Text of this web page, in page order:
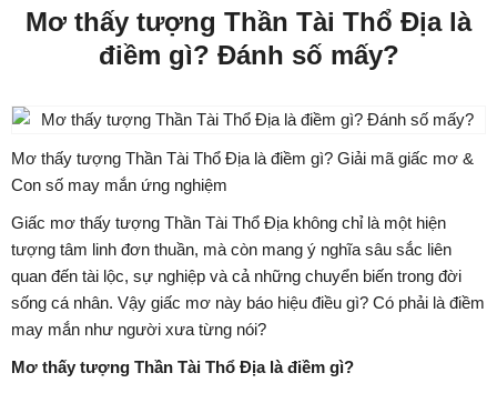
Mơ thấy tượng Thần Tài Thổ Địa là
điềm gì? Đánh số mấy?
Mơ thấy tượng Thần Tài Thổ Địa là điềm gì? Giải mã giấc mơ &
Con số may mắn ứng nghiệm
Giấc mơ thấy tượng Thần Tài Thổ Địa không chỉ là một hiện
tượng tâm linh đơn thuần, mà còn mang ý nghĩa sâu sắc liên
quan đến tài lộc, sự nghiệp và cả những chuyển biến trong đời
sống cá nhân. Vậy giấc mơ này báo hiệu điều gì? Có phải là điềm
may mắn như người xưa từng nói?
Mơ thấy tượng Thần Tài Thổ Địa là điềm gì?